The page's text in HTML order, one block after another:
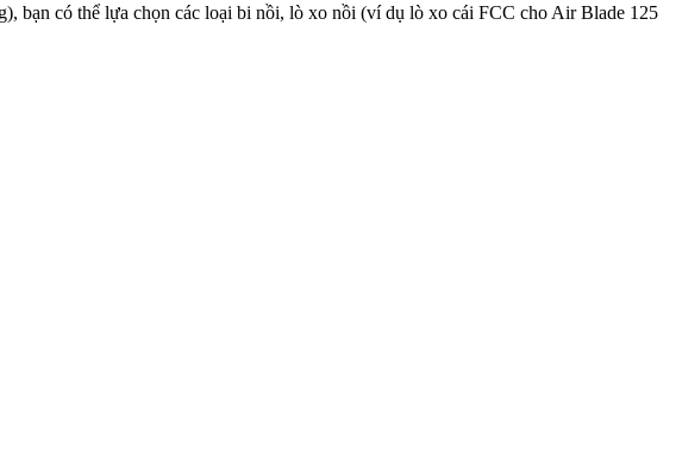
bạn có thể lựa chọn các loại bi nồi, lò xo nồi (ví dụ lò xo cái FCC cho Air Blade 125